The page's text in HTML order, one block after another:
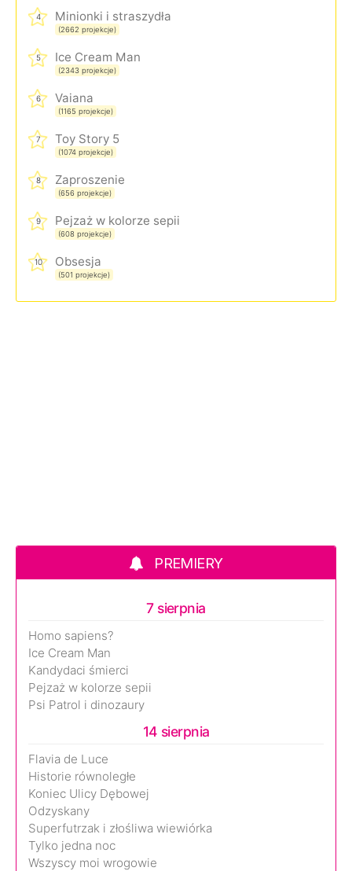
4 Minionki i straszydła
(2662 projekcje)
5 Ice Cream Man
(2343 projekcje)
6 Vaiana
(1165 projekcje)
7 Toy Story 5
(1074 projekcje)
8 Zaproszenie
(656 projekcje)
9 Pejzaż w kolorze sepii
(608 projekcje)
10 Obsesja
(501 projekcje)
PREMIERY
7 sierpnia
Homo sapiens?
Ice Cream Man
Kandydaci śmierci
Pejzaż w kolorze sepii
Psi Patrol i dinozaury
14 sierpnia
Flavia de Luce
Historie równoległe
Koniec Ulicy Dębowej
Odzyskany
Superfutrzak i złośliwa wiewiórka
Tylko jedna noc
Wszyscy moi wrogowie